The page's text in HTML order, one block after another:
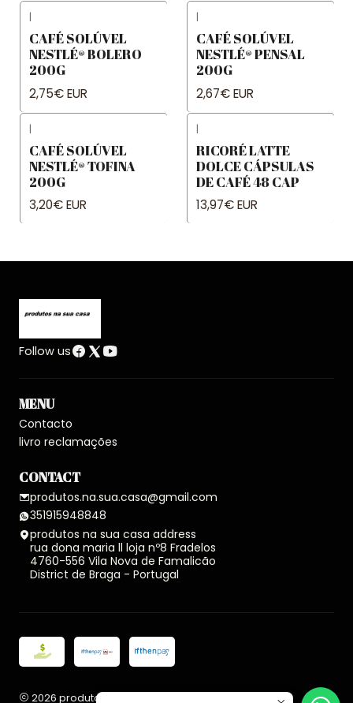
|
CAFÉ SOLÚVEL
NESTLÉ® BOLERO
200G
2,75€ EUR
|
CAFÉ SOLÚVEL
NESTLÉ® PENSAL
200G
2,67€ EUR
|
CAFÉ SOLÚVEL
NESTLÉ® TOFINA
200G
3,20€ EUR
|
RICORÉ LATTE
DOLCE CÁPSULAS
DE CAFÉ 48 CAP
13,97€ EUR
Follow us
MENU
Contacto
livro reclamações
CONTACT
produtos.na.sua.casa@gmail.com
351915948848
produtos na sua casa address
rua dona maria ll loja nº8 Fradelos
4760-556 Vila Nova de Famalicão
District de Braga - Portugal
2026 produtos na sua casa.